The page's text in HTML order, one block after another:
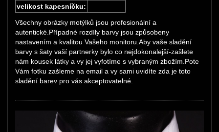
velikost kapesníčku:
Všechny obrázky motýlků jsou profesionální a
autentické.Případné rozdíly barvy jsou způsobeny
nastavením a kvalitou Vašeho monitoru.Aby vaše sladění
barvy s šaty vaší partnerky bylo co nejdokonalejší-zašlete
nám kousek látky a vy jej vyfotíme s vybraným zbožím.Pote
Vám fotku zašleme na email a vy sami uvidíte zda je toto
sladění barev pro vás akceptovatelné.